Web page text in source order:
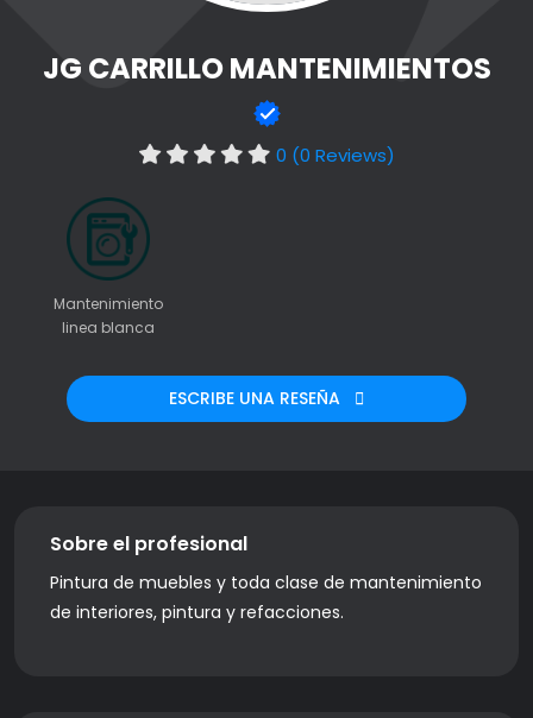
JG CARRILLO MANTENIMIENTOS
0 (0 Reviews)
Mantenimiento
linea blanca
ESCRIBE UNA RESEÑA
Sobre el profesional
Pintura de muebles y toda clase de mantenimiento
de interiores, pintura y refacciones.